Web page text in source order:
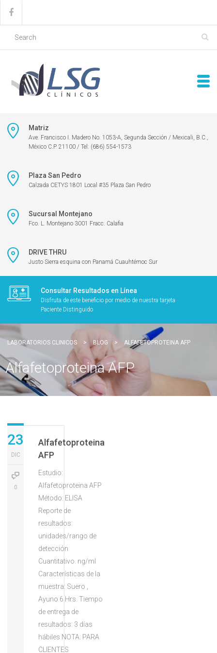
Matriz
Ave. Francisco I. Madero No. 1053-A, Segunda Sección / Mexicali, B.C.,
México C.P. 21100 / Tel: (686) 554-1573
Plaza San Pedro
Calzada CETYS 1801 Local #35 Plaza San Pedro
Sucursal Montejano
Fco. L. Montejano 3001 Fracc. Calafia
DRIVE THRU
Justo Sierra esquina con Panamá Cuauhtémoc Sur
Consultar Resultados en Línea
Disfruta de este beneficio por medio de nuestra tarjeta
Paciente Distinguido
LABORATORIOS CLINICOS > BLOG > ALFAFETOPROTEINA AFP
Alfafetoproteina AFP
23
DIC
0
Alfafetoproteina
AFP
Estudio:
Alfafetoproteina AFP
Método: ELISA
Reporte de
resultados:
unidades/rango de
detección
Cuantitativo. ng/ml
Características de la
muestra: Suero ,
Ayuno 6 Hrs. Tiempo
de entrega de
resultados: 3 días
hábiles NOTA: PARA
CLIENTES